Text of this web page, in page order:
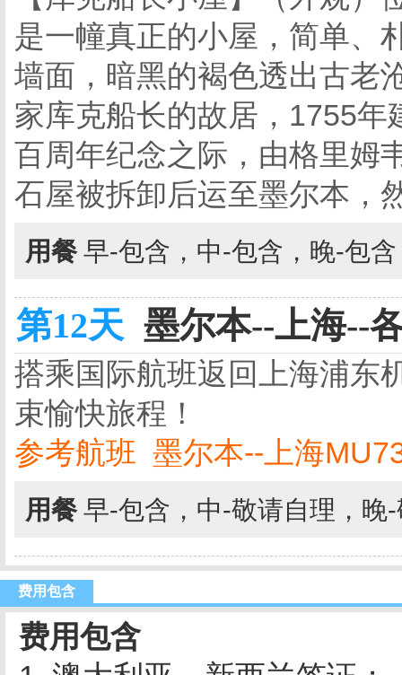
是一幢真正的小屋，简单、
墙面，暗黑的褐色透出古老
家库克船长的故居，1755
百周年纪念之际，由格里姆
石屋被拆卸后运至墨尔本，
用餐 早-包含，中-包含，晚-包
第12天 墨尔本--上海--
搭乘国际航班返回上海浦东
束愉快旅程！
参考航班 墨尔本--上海
用餐 早-包含，中-敬请自理，晚
费用包含
费用包含